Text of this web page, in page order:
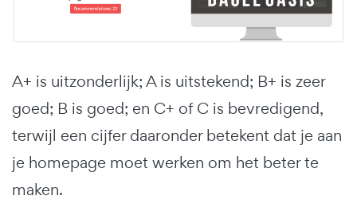
A+ is uitzonderlijk; A is uitstekend; B+ is zeer
goed; B is goed; en C+ of C is bevredigend,
terwijl een cijfer daaronder betekent dat je aan
je homepage moet werken om het beter te
maken.